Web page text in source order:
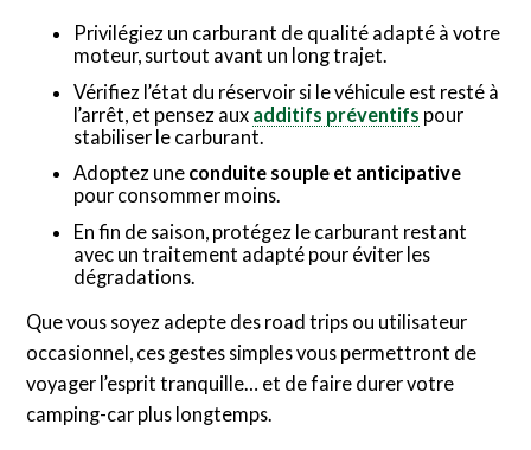
Privilégiez un carburant de qualité adapté à votre
moteur, surtout avant un long trajet.
Vérifiez l’état du réservoir si le véhicule est resté à
l’arrêt, et pensez aux additifs préventifs pour
stabiliser le carburant.
Adoptez une conduite souple et anticipative
pour consommer moins.
En fin de saison, protégez le carburant restant
avec un traitement adapté pour éviter les
dégradations.
Que vous soyez adepte des road trips ou utilisateur
occasionnel, ces gestes simples vous permettront de
voyager l’esprit tranquille… et de faire durer votre
camping-car plus longtemps.